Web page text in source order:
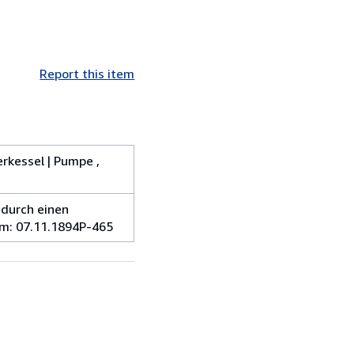
Report this item
| Pumpe ,
einen
07.11.1894P-465